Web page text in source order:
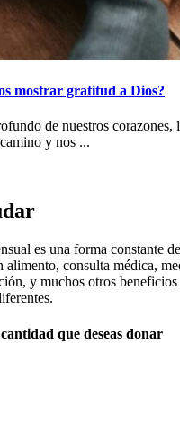
mostrar gratitud a Dios?
de nuestros corazones,
y nos ...
es una forma constante
alimento, consulta médica,
y muchos otros
que deseas donar